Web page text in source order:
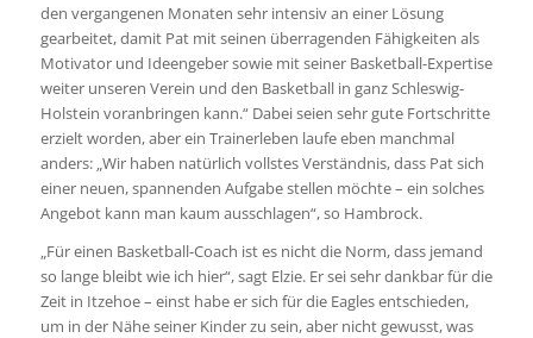
den vergangenen Monaten sehr intensiv an einer Lösung
gearbeitet, damit Pat mit seinen überragenden Fähigkeiten als
Motivator und Ideengeber sowie mit seiner Basketball-Expertise
weiter unseren Verein und den Basketball in ganz Schleswig-
Holstein voranbringen kann.“ Dabei seien sehr gute Fortschritte
erzielt worden, aber ein Trainerleben laufe eben manchmal
anders: „Wir haben natürlich vollstes Verständnis, dass Pat sich
einer neuen, spannenden Aufgabe stellen möchte – ein solches
Angebot kann man kaum ausschlagen“, so Hambrock.
„Für einen Basketball-Coach ist es nicht die Norm, dass jemand
so lange bleibt wie ich hier“, sagt Elzie. Er sei sehr dankbar für die
Zeit in Itzehoe – einst habe er sich für die Eagles entschieden,
um in der Nähe seiner Kinder zu sein, aber nicht gewusst, was